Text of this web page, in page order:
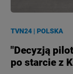
TVN24 |POLSKA
"Decyzją
po starcie z